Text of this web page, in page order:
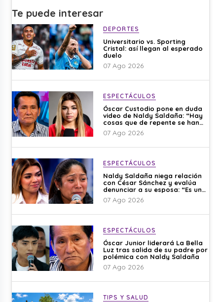
Te puede interesar
DEPORTES
Universitario vs. Sporting
Cristal: así llegan al esperado
duelo
07 Ago 2026
ESPECTÁCULOS
Óscar Custodio pone en duda
video de Naldy Saldaña: “Hay
cosas que de repente se han
editado”
07 Ago 2026
ESPECTÁCULOS
Naldy Saldaña niega relación
con César Sánchez y evalúa
denunciar a su esposa: “Es una
difamación”
07 Ago 2026
ESPECTÁCULOS
Óscar Junior liderará La Bella
Luz tras salida de su padre por
polémica con Naldy Saldaña
07 Ago 2026
TIPS Y SALUD